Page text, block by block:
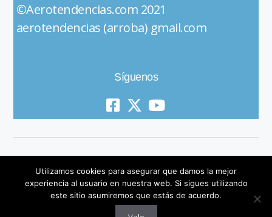
©Aerotendencias.com 2021
aerotendencias (arroba) gmail.com
Síguenos
© 2019 All Rights Reserved
Utilizamos cookies para asegurar que damos la mejor
experiencia al usuario en nuestra web. Si sigues utilizando
este sitio asumiremos que estás de acuerdo.